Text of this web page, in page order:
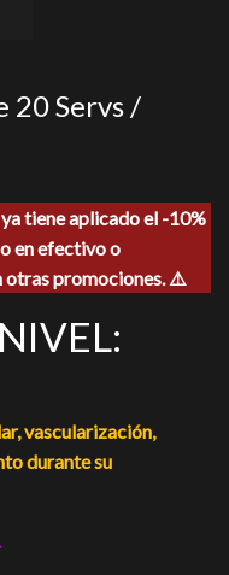
20 Servs /
tiene aplicado el -10%
en efectivo o
otras promociones. ⚠️
vascularización,
durante su